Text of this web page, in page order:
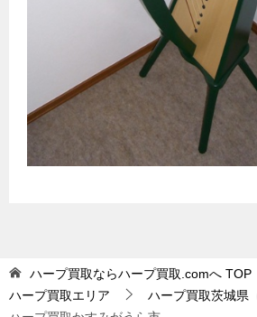
ハープ買取ならハープ買取.comへ TOP
ハープ買取エリア
ハープ買取茨城県